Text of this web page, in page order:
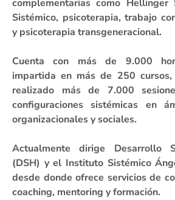
complementarias como Hellinger
Sistémico, psicoterapia, trabajo
y psicoterapia transgeneracional.
Cuenta con más de 9.000
impartida en más de 250
realizado más de 7.000
configuraciones sistémicas en
organizacionales y sociales.
Actualmente dirige Desarrollo
(DSH) y el Instituto Sistémico
desde donde ofrece servicios de
coaching, mentoring y formación.